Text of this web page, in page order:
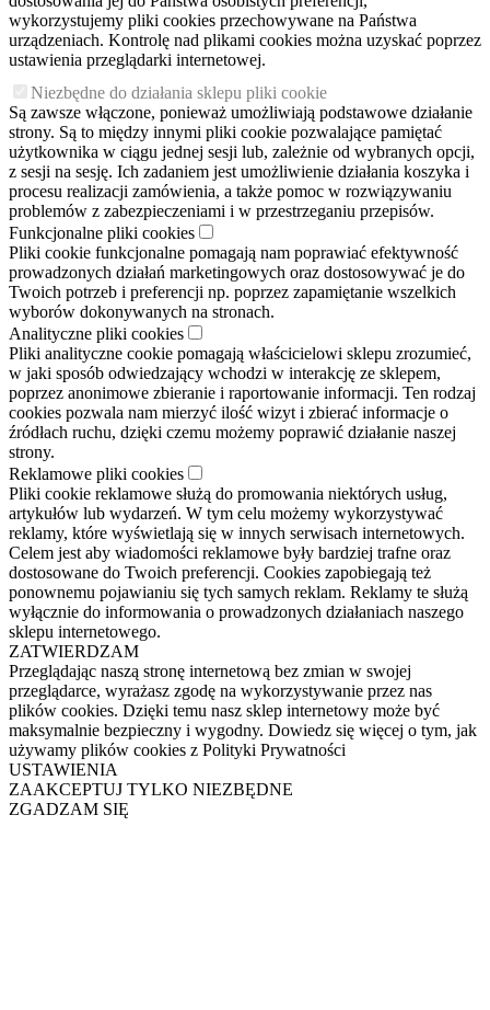
wykorzystujemy pliki cookies przechowywane na Państwa
urządzeniach. Kontrolę nad plikami cookies można uzyskać poprzez
ustawienia przeglądarki internetowej.
Niezbędne do działania sklepu pliki cookie
Są zawsze włączone, ponieważ umożliwiają podstawowe działanie
strony. Są to między innymi pliki cookie pozwalające pamiętać
użytkownika w ciągu jednej sesji lub, zależnie od wybranych opcji,
z sesji na sesję. Ich zadaniem jest umożliwienie działania koszyka i
procesu realizacji zamówienia, a także pomoc w rozwiązywaniu
problemów z zabezpieczeniami i w przestrzeganiu przepisów.
Funkcjonalne pliki cookies
Pliki cookie funkcjonalne pomagają nam poprawiać efektywność
prowadzonych działań marketingowych oraz dostosowywać je do
Twoich potrzeb i preferencji np. poprzez zapamiętanie wszelkich
wyborów dokonywanych na stronach.
Analityczne pliki cookies
Pliki analityczne cookie pomagają właścicielowi sklepu zrozumieć,
w jaki sposób odwiedzający wchodzi w interakcję ze sklepem,
poprzez anonimowe zbieranie i raportowanie informacji. Ten rodzaj
cookies pozwala nam mierzyć ilość wizyt i zbierać informacje o
źródłach ruchu, dzięki czemu możemy poprawić działanie naszej
strony.
Reklamowe pliki cookies
Pliki cookie reklamowe służą do promowania niektórych usług,
artykułów lub wydarzeń. W tym celu możemy wykorzystywać
reklamy, które wyświetlają się w innych serwisach internetowych.
Celem jest aby wiadomości reklamowe były bardziej trafne oraz
dostosowane do Twoich preferencji. Cookies zapobiegają też
ponownemu pojawianiu się tych samych reklam. Reklamy te służą
wyłącznie do informowania o prowadzonych działaniach naszego
sklepu internetowego.
ZATWIERDZAM
Przeglądając naszą stronę internetową bez zmian w swojej
przeglądarce, wyrażasz zgodę na wykorzystywanie przez nas
plików cookies. Dzięki temu nasz sklep internetowy może być
maksymalnie bezpieczny i wygodny. Dowiedz się więcej o tym, jak
używamy plików cookies z Polityki Prywatności
USTAWIENIA
ZAAKCEPTUJ TYLKO NIEZBĘDNE
ZGADZAM SIĘ